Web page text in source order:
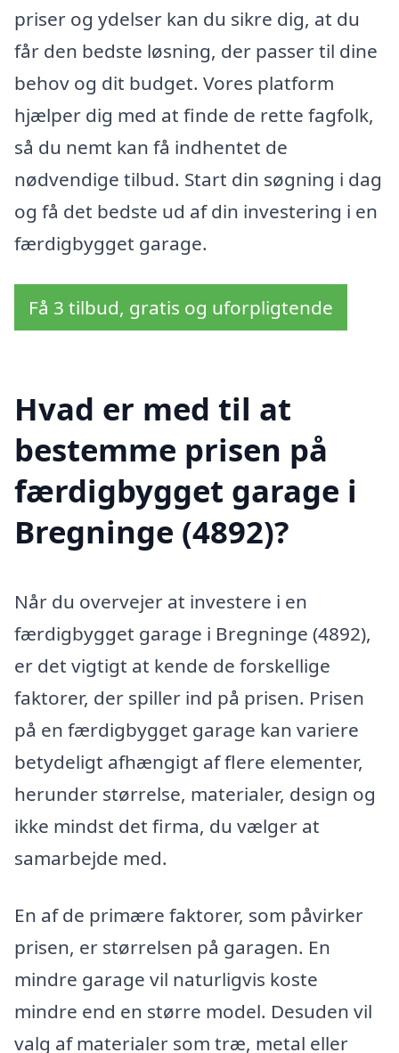
priser og ydelser kan du sikre dig, at du
får den bedste løsning, der passer til dine
behov og dit budget. Vores platform
hjælper dig med at finde de rette fagfolk,
så du nemt kan få indhentet de
nødvendige tilbud. Start din søgning i dag
og få det bedste ud af din investering i en
færdigbygget garage.
Få 3 tilbud, gratis og uforpligtende
Hvad er med til at
bestemme prisen på
færdigbygget garage i
Bregninge (4892)?
Når du overvejer at investere i en
færdigbygget garage i Bregninge (4892),
er det vigtigt at kende de forskellige
faktorer, der spiller ind på prisen. Prisen
på en færdigbygget garage kan variere
betydeligt afhængigt af flere elementer,
herunder størrelse, materialer, design og
ikke mindst det firma, du vælger at
samarbejde med.
En af de primære faktorer, som påvirker
prisen, er størrelsen på garagen. En
mindre garage vil naturligvis koste
mindre end en større model. Desuden vil
valg af materialer som træ, metal eller